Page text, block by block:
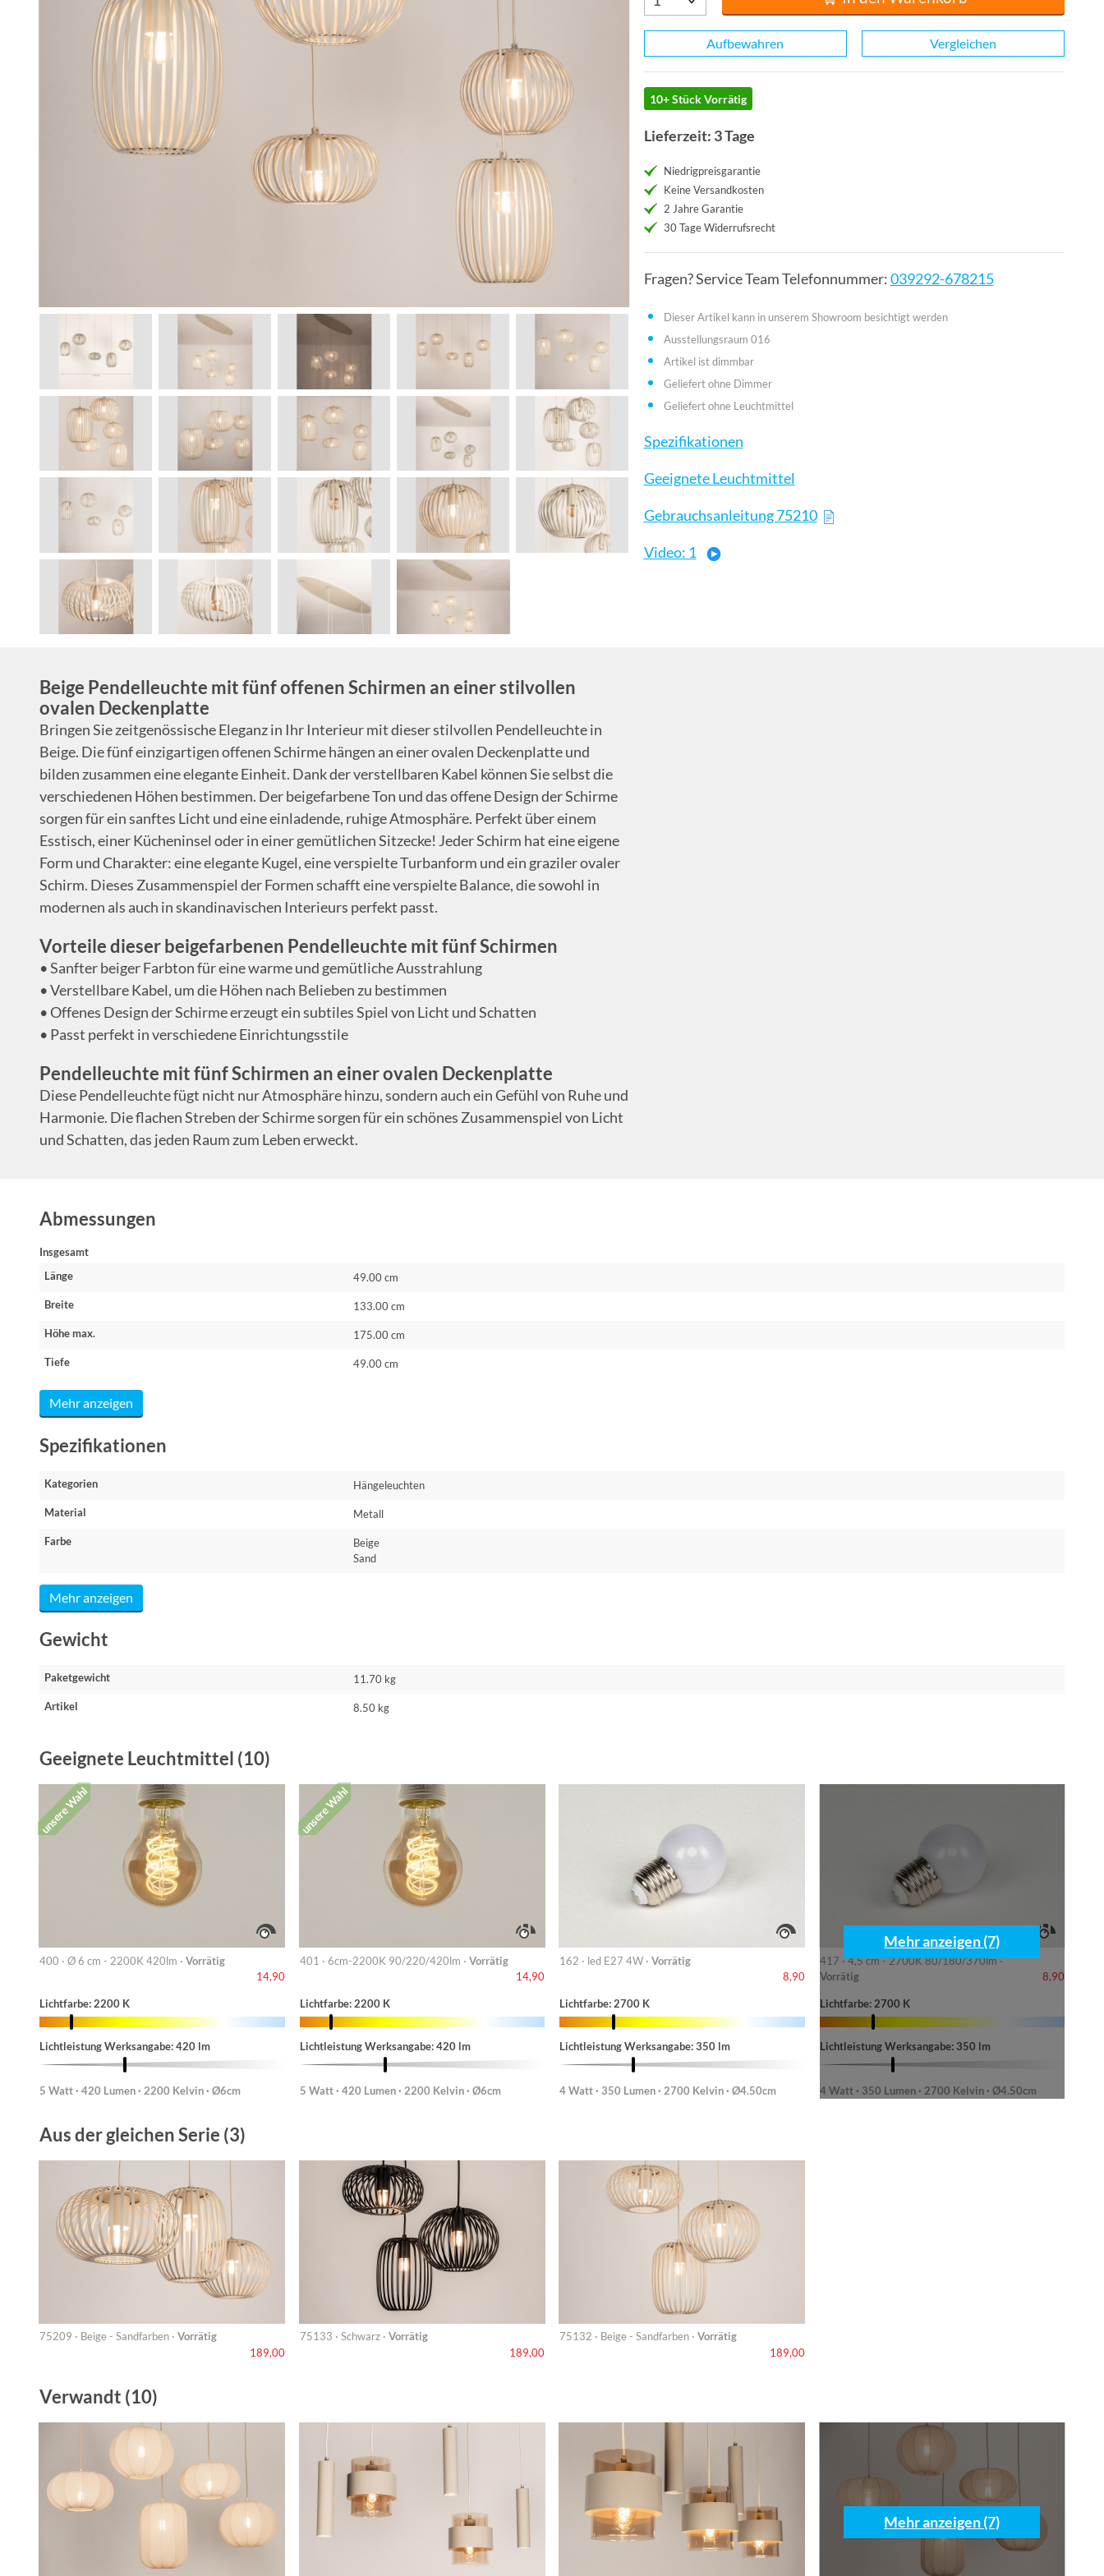
Aufbewahren Vergleichen
10+ Stück Vorrätig
Lieferzeit: 3 Tage
Niedrigpreisgarantie
Keine Versandkosten
2 Jahre Garantie
30 Tage Widerrufsrecht
Fragen? Service Team Telefonnummer:039292-678215
Dieser Artikel kann in unserem Showroom besichtigt werden
Ausstellungsraum 016
Artikel ist dimmbar
Geliefert ohne Dimmer
Geliefert ohne Leuchtmittel
Spezifikationen
Geeignete Leuchtmittel
Gebrauchsanleitung 75210
Video: 1
Beige Pendelleuchte mit fünf offenen Schirmen an einer stilvollen
ovalen Deckenplatte
Bringen Sie zeitgenössische Eleganz in Ihr Interieur mit dieser stilvollen Pendelleuchte in
Beige. Die fünf einzigartigen offenen Schirme hängen an einer ovalen Deckenplatte und
bilden zusammen eine elegante Einheit. Dank der verstellbaren Kabel können Sie selbst die
verschiedenen Höhen bestimmen. Der beigefarbene Ton und das offene Design der Schirme
sorgen für ein sanftes Licht und eine einladende, ruhige Atmosphäre. Perfekt über einem
Esstisch, einer Kücheninsel oder in einer gemütlichen Sitzecke! Jeder Schirm hat eine eigene
Form und Charakter: eine elegante Kugel, eine verspielte Turbanform und ein graziler ovaler
Schirm. Dieses Zusammenspiel der Formen schafft eine verspielte Balance, die sowohl in
modernen als auch in skandinavischen Interieurs perfekt passt.
Vorteile dieser beigefarbenen Pendelleuchte mit fünf Schirmen
• Sanfter beiger Farbton für eine warme und gemütliche Ausstrahlung
• Verstellbare Kabel, um die Höhen nach Belieben zu bestimmen
• Offenes Design der Schirme erzeugt ein subtiles Spiel von Licht und Schatten
• Passt perfekt in verschiedene Einrichtungsstile
Pendelleuchte mit fünf Schirmen an einer ovalen Deckenplatte
Diese Pendelleuchte fügt nicht nur Atmosphäre hinzu, sondern auch ein Gefühl von Ruhe und
Harmonie. Die flachen Streben der Schirme sorgen für ein schönes Zusammenspiel von Licht
und Schatten, das jeden Raum zum Leben erweckt.
Abmessungen
Insgesamt
Länge
49.00 cm
Breite 133.00 cm
Höhe max. 175.00 cm
Tiefe 49.00 cm
Mehr anzeigen
Spezifikationen
Kategorien Hängeleuchten
Material Metall
Farbe
Beige
Sand
Mehr anzeigen
Gewicht
Paketgewicht 11.70 kg
Artikel 8.50 kg
Geeignete Leuchtmittel (10)
unsere Wahl
400 · Ø 6 cm - 2200K 420lm · Vorrätig
14,90
Lichtfarbe: 2200 K
Lichtleistung Werksangabe: 420 lm
5 Watt · 420 Lumen · 2200 Kelvin · Ø6cm
unsere Wahl
401 · 6cm-2200K 90/220/420lm · Vorrätig
14,90
Lichtfarbe: 2200 K
Lichtleistung Werksangabe: 420 lm
5 Watt · 420 Lumen · 2200 Kelvin · Ø6cm
162 · led E27 4W · Vorrätig
8,90
Lichtfarbe: 2700 K
Lichtleistung Werksangabe: 350 lm
4 Watt · 350 Lumen · 2700 Kelvin · Ø4.50cm
417 · 4,5 cm - 2700K 80/180/370lm ·
Vorrätig
8,90
Lichtfarbe: 2700 K
Lichtleistung Werksangabe: 350 lm
4 Watt · 350 Lumen · 2700 Kelvin · Ø4.50cm
Mehr anzeigen (7)
Aus der gleichen Serie (3)
75209 · Beige - Sandfarben · Vorrätig
189,00
75133 · Schwarz · Vorrätig
189,00
75132 · Beige - Sandfarben · Vorrätig
189,00
Verwandt (10)
Mehr anzeigen (7)